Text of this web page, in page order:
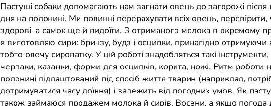
Пастуші собаки допомагають нам загнати овець до загорожі після
дня на полонині. Ми повинні перерахувати всіх овець,
здорові, а самок ще й видоїти. З отриманого молока в окремому
я виготовляю сири: бринзу, будз і осципки, принагідно отримуючи
тобто овечу сироватку. У цій роботі знадобляться такі інструменти,
черпаки, казанки, форми для осципків, корита, ножі. Ритм роботи
полонині підлаштований під спосіб життя тварин (наприклад,
дотримуватися часу доїння) і залежить від погодних умов. Як
також займаюся продажем молока й сирів. Восени, а якщо погода